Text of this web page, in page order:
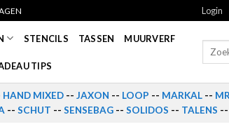
Login
STENCILS TASSEN MUURVERF
TIPS
Zoeken
HAND MIXED -- JAXON -- LOOP -- MARKAL --
-- SCHUT -- SENSEBAG -- SOLIDOS -- TALENS --